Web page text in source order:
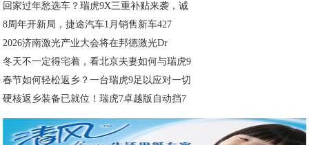
回家过年愁选车？瑞虎9X三重补贴来袭，诚
8周年开新局，捷途汽车1月销售新车427
2026济南激光产业大会将在邦德激光Dr
冬天不一定得宅着，看北京夫妻如何与瑞虎9
春节如何轻松返乡？一台瑞虎9足以应对一切
硬核返乡装备已就位！瑞虎7卓越版自动挡7